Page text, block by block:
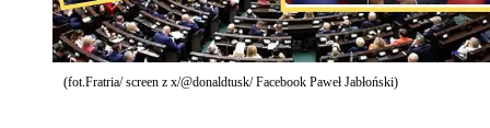
(fot.Fratria/ screen z x/@donaldtusk/ Facebook Paweł Jabłoński)